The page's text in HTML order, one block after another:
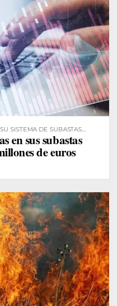
SISTEMA DE SUBASTAS
en sus subastas
de euros